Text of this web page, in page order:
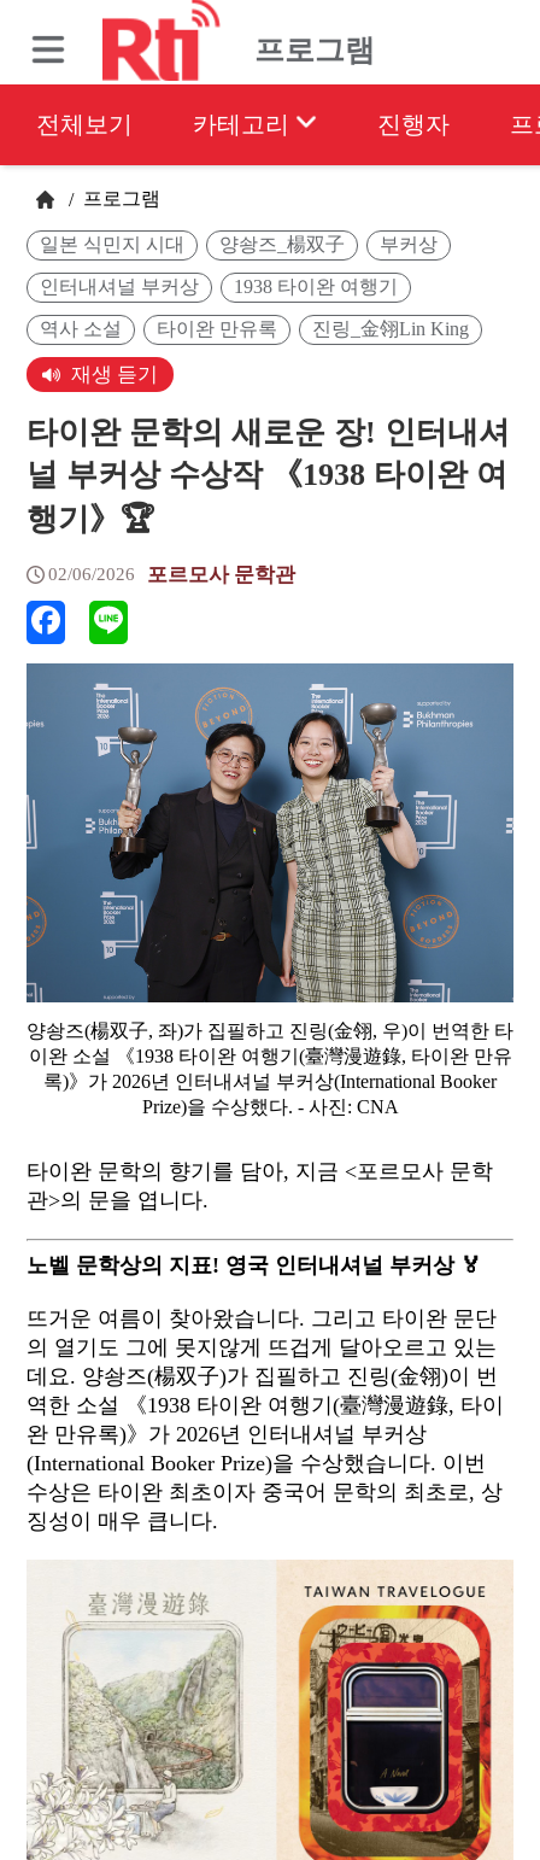
프로그램
전체보기 카테고리 진행자
/ 프로그램
일본 식민지 시대 양솽즈_楊双子 부커상
인터내셔널 부커상 1938 타이완 여행기
역사 소설 타이완 만유록 진링_金翎Lin King
재생 듣기
타이완 문학의 새로운 장! 인터내셔
널 부커상 수상작 《1938 타이완 여
행기》🏆
02/06/2026 포르모사 문학관
양솽즈(楊双子, 좌)가 집필하고 진링(金翎, 우)이 번역한 타
이완 소설 《1938 타이완 여행기(臺灣漫遊錄, 타이완 만유
록)》가 2026년 인터내셔널 부커상(International Booker
Prize)을 수상했다. - 사진: CNA
타이완 문학의 향기를 담아, 지금 <포르모사 문학
관>의 문을 엽니다.
노벨 문학상의 지표! 영국 인터내셔널 부커상 🏅
뜨거운 여름이 찾아왔습니다. 그리고 타이완 문단
의 열기도 그에 못지않게 뜨겁게 달아오르고 있는
데요. 양솽즈(楊双子)가 집필하고 진링(金翎)이 번
역한 소설 《1938 타이완 여행기(臺灣漫遊錄, 타이
완 만유록)》가 2026년 인터내셔널 부커상
(International Booker Prize)을 수상했습니다. 이번
수상은 타이완 최초이자 중국어 문학의 최초로, 상
징성이 매우 큽니다.